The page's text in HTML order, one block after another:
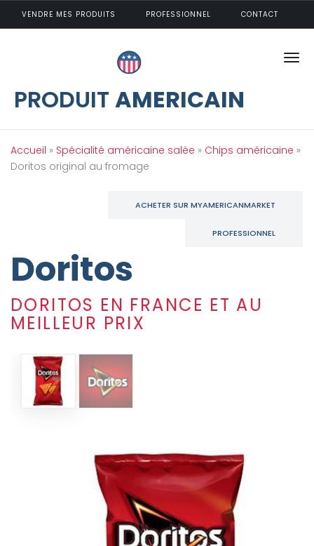
Aller au contenu principal
VENDRE MES PRODUITS PROFESSIONNEL CONTACT
PRODUIT AMERICAIN
Vous êtes ici
Accueil » Spécialité américaine salée » Chips américaine »
Doritos original au fromage
ACHETER SUR MYAMERICANMARKET
PROFESSIONNEL
Doritos
DORITOS EN FRANCE ET AU
MEILLEUR PRIX